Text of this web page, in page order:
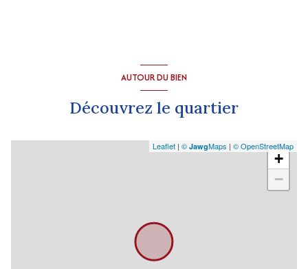
AUTOUR DU BIEN
Découvrez le quartier
+
−
Leaflet | © JawgMaps | © OpenStreetMap